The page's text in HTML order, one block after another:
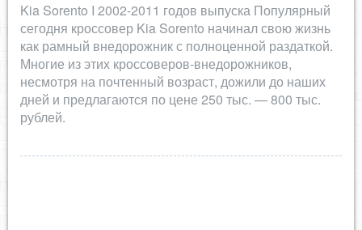
Kia Sorento I 2002-2011 годов выпуска Популярный
сегодня кроссовер Kia Sorento начинал свою жизнь
как рамный внедорожник с полноценной раздаткой.
Многие из этих кроссоверов-внедорожников,
несмотря на почтенный возраст, дожили до наших
дней и предлагаются по цене 250 тыс. — 800 тыс.
рублей.